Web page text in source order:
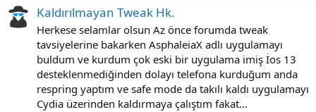
Kaldırılmayan Tweak Hk.
Herkese selamlar olsun Az önce forumda tweak
tavsiyelerine bakarken AsphaleiaX adlı uygulamayı
buldum ve kurdum çok eski bir uygulama imiş İos 13
desteklenmediğinden dolayı telefona kurduğum anda
respring yaptım ve safe mode da takılı kaldı uygulamayı
Cydia üzerinden kaldırmaya çalıştım fakat...